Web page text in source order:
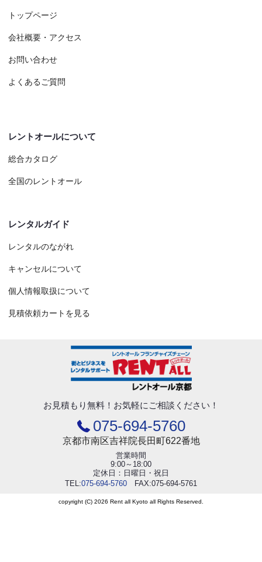
トップページ
会社概要・アクセス
お問い合わせ
よくあるご質問
レントオールについて
総合カタログ
全国のレントオール
レンタルガイド
レンタルのながれ
キャンセルについて
個人情報取扱について
見積依頼カートを見る
お見積もり無料！ お気軽にご相談ください！
075-694-5760
京都市南区吉祥院長田町622番地
営業時間
9:00～18:00
定休日：日曜日・祝日
TEL:075-694-5760 FAX:075-694-5761
copyright (C) 2026 Rent all Kyoto all Rights Reserved.